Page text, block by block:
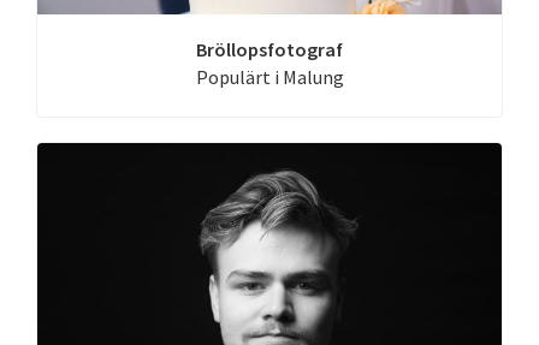
Bröllopsfotograf
Populärt i Malung